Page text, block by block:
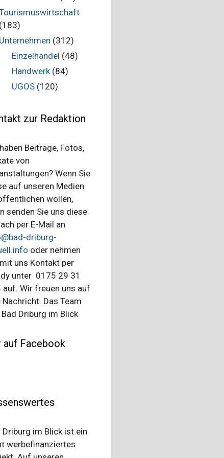
(183)
Unternehmen (312)
Einzelhandel (48)
Handwerk(84)
UGOS (120)
zur Redaktion
Beiträge, Fotos,
von
Wenn Sie
auf unseren Medien
wollen,
senden Sie uns diese
per E-Mail an
driburg-
oder nehmen
uns Kontakt per
unter 0175 29 31
auf. Wir freuen uns auf
Nachricht. Das Team
Driburg im Blick
auf Facebook
Driburg im Blick ist ein
werbefinanziertes